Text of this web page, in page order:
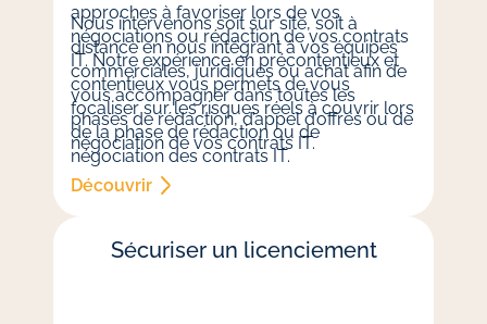
approches à favoriser lors de vos
négociations ou rédaction de vos contrats
IT. Notre expérience en précontentieux et
contentieux vous permets de vous
focaliser sur les risques réels à couvrir lors
de la phase de rédaction ou de
négociation des contrats IT.
Nous intervenons soit sur site, soit à
distance en nous intégrant à vos équipes
commerciales, juridiques ou achat afin de
vous accompagner dans toutes les
phases de rédaction, d’appel d’offres ou de
négociation de vos contrats IT.
Découvrir
Sécuriser un licenciement